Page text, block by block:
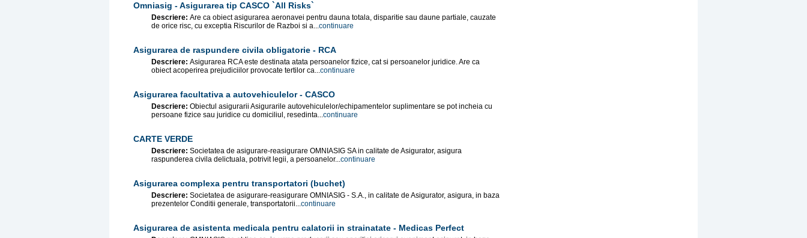
Omniasig - Asigurarea tip CASCO `All Risks`
Descriere: Are ca obiect asigurarea aeronavei pentru dauna totala, disparitie sau daune partiale, cauzate
de orice risc, cu exceptia Riscurilor de Razboi si a...continuare
Asigurarea de raspundere civila obligatorie - RCA
Descriere: Asigurarea RCA este destinata atata persoanelor fizice, cat si persoanelor juridice. Are ca
obiect acoperirea prejudiciilor provocate tertilor ca...continuare
Asigurarea facultativa a autovehiculelor - CASCO
Descriere: Obiectul asigurarii Asigurarile autovehiculelor/echipamentelor suplimentare se pot incheia cu
persoane fizice sau juridice cu domiciliul, resedinta...continuare
CARTE VERDE
Descriere: Societatea de asigurare-reasigurare OMNIASIG SA in calitate de Asigurator, asigura
raspunderea civila delictuala, potrivit legii, a persoanelor...continuare
Asigurarea complexa pentru transportatori (buchet)
Descriere: Societatea de asigurare-reasigurare OMNIASIG - S.A., in calitate de Asigurator, asigura, in baza
prezentelor Conditii generale, transportatorii...continuare
Asigurarea de asistenta medicala pentru calatorii in strainatate - Medicas Perfect